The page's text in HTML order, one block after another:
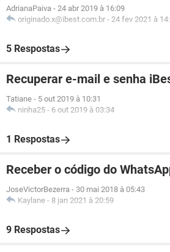
AdrianaPaiva - 24 abr 2019 à 16:09
originado.x@ibest.com.br - 24 fev 2021 à
5 Respostas
Recuperar e-mail e senha
Tatiane - 5 out 2019 à 10:31
ninha25 - 6 out 2019 à 03:34
1 Respostas
Receber o código do
JoseVictorBezerra - 30 mai 2018 à 05:43
Kaylane - 8 jan 2021 à 20:59
9 Respostas